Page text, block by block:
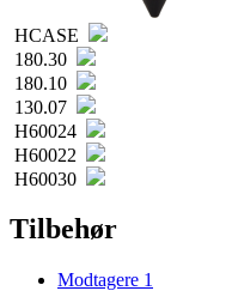
HCASE
180.30
180.10
130.07
H60024
H60022
H60030
Tilbehør
Modtagere 1